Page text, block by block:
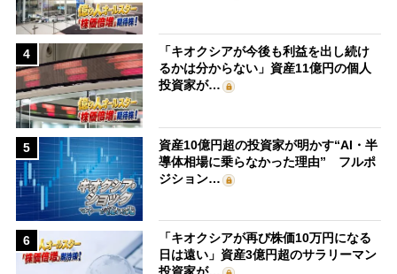
4
「キオクシアが今後も利益を出し続け
るかは分からない」資産11億円の個人
投資家が…
5
資産10億円超の投資家が明かす“AI・半
導体相場に乗らなかった理由” フルポ
ジション…
6
「キオクシアが再び株価10万円になる
日は遠い」資産3億円超のサラリーマン